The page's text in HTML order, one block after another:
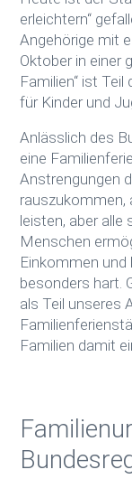
erleichtern“
Angehörige mit
Oktober in einer
Familien“ ist
für Kinder und
Anlässlich des
eine
Anstrengungen
rauszukommen,
leisten, aber alle
Menschen
Einkommen
besonders hart.
als Teil unseres
Familien damit